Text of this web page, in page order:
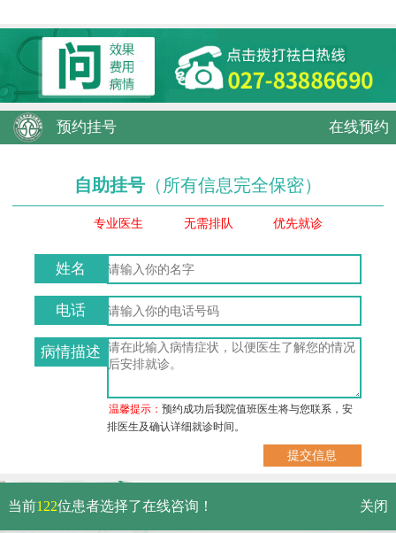
预约挂号 在线预约
自助挂号 （所有信息完全保密）
专业医生 无需排队 优先就诊
姓名
电话
病情描述
温馨提示：预约成功后我院值班医生将与您联系，安
排医生及确认详细就诊时间。
武汉市硚口区解放大道479号
免费电话：
当前122位患者选择了在线咨询！ 关闭